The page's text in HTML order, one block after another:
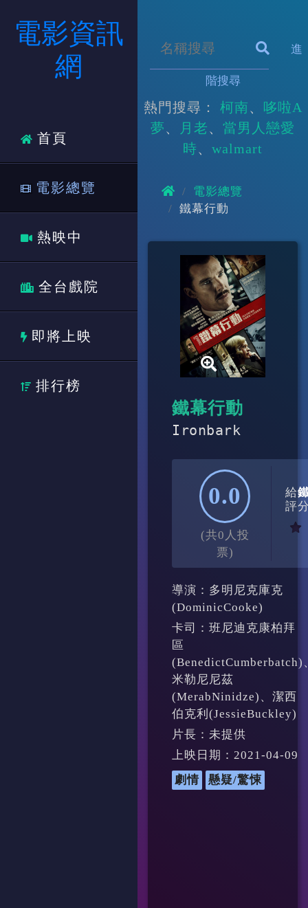
電影資訊
網
首頁
電影總覽
熱映中
全台戲院
即將上映
排行榜
進
階搜尋
熱門搜尋： 柯南
哆啦A
夢
月老
當男人戀愛
時
walmart
電影總覽
鐵幕行動
鐵幕行動
Ironbark
0.0
(共0人投
票)
給
評
導演：多明尼克庫克
(DominicCooke)
卡司：班尼迪克康柏拜
區
(BenedictCumberbatch)
米勒尼尼茲
(MerabNinidze)、潔西
伯克利(JessieBuckley)
片長：未提供
上映日期：2021-04-09
劇情
懸疑/驚悚